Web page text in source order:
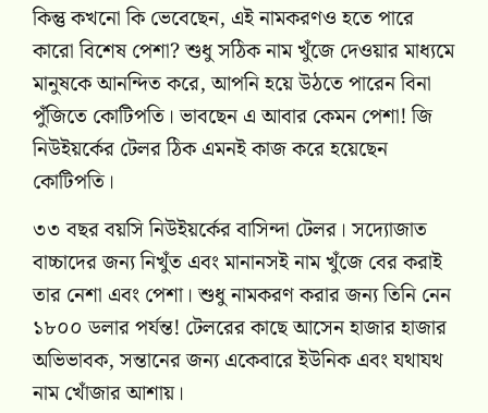
কিন্তু কখনো কি ভেবেছেন, এই নামকরণও হতে পারে
কারো বিশেষ পেশা? শুধু সঠিক নাম খুঁজে দেওয়ার মাধ্যমে
মানুষকে আনন্দিত করে, আপনি হয়ে উঠতে পারেন বিনা
পুঁজিতে কোটিপতি। ভাবছেন এ আবার কেমন পেশা! জি
নিউইয়র্কের টেলর ঠিক এমনই কাজ করে হয়েছেন
কোটিপতি।
৩৩ বছর বয়সি নিউইয়র্কের বাসিন্দা টেলর। সদ্যোজাত
বাচ্চাদের জন্য নিখুঁত এবং মানানসই নাম খুঁজে বের করাই
তার নেশা এবং পেশা। শুধু নামকরণ করার জন্য তিনি নেন
১৮০০ ডলার পর্যন্ত! টেলরের কাছে আসেন হাজার হাজার
অভিভাবক, সন্তানের জন্য একেবারে ইউনিক এবং যথাযথ
নাম খোঁজার আশায়।